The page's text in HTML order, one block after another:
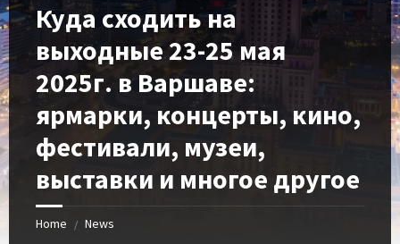
Куда сходить на
выходные 23-25 мая
2025г. в Варшаве:
ярмарки, концерты, кино,
фестивали, музеи,
выставки и многое другое
Home / News